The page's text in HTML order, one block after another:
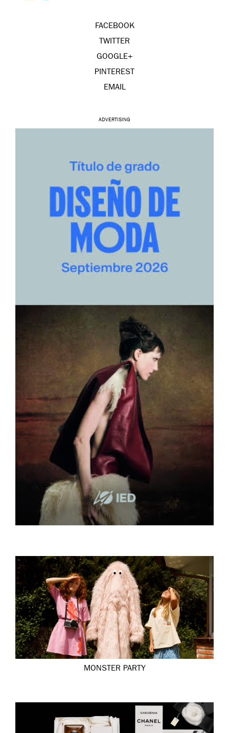
FACEBOOK
TWITTER
GOOGLE+
PINTEREST
EMAIL
ADVERTISING
MONSTER PARTY